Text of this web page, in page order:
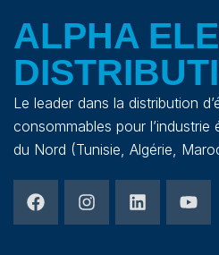
ALPHA
Le leader dans la distribution
consommables pour l’industrie
du Nord (Tunisie, Algérie,